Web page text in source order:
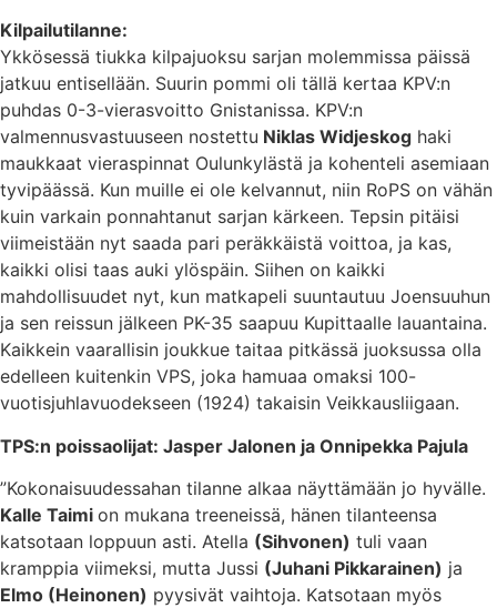
Kilpailutilanne:
Ykkösessä tiukka kilpajuoksu sarjan molemmissa päissä
jatkuu entisellään. Suurin pommi oli tällä kertaa KPV:n
puhdas 0-3-vierasvoitto Gnistanissa. KPV:n
valmennusvastuuseen nostettu Niklas Widjeskog haki
maukkaat vieraspinnat Oulunkylästä ja kohenteli asemiaan
tyvipäässä. Kun muille ei ole kelvannut, niin RoPS on vähän
kuin varkain ponnahtanut sarjan kärkeen. Tepsin pitäisi
viimeistään nyt saada pari peräkkäistä voittoa, ja kas,
kaikki olisi taas auki ylöspäin. Siihen on kaikki
mahdollisuudet nyt, kun matkapeli suuntautuu Joensuuhun
ja sen reissun jälkeen PK-35 saapuu Kupittaalle lauantaina.
Kaikkein vaarallisin joukkue taitaa pitkässä juoksussa olla
edelleen kuitenkin VPS, joka hamuaa omaksi 100-
vuotisjuhlavuodekseen (1924) takaisin Veikkausliigaan.
TPS:n poissaolijat: Jasper Jalonen ja Onnipekka Pajula
”Kokonaisuudessahan tilanne alkaa näyttämään jo hyvälle.
Kalle Taimi on mukana treeneissä, hänen tilanteensa
katsotaan loppuun asti. Atella (Sihvonen) tuli vaan
kramppia viimeksi, mutta Jussi (Juhani Pikkarainen) ja
Elmo (Heinonen) pyysivät vaihtoja. Katsotaan myös